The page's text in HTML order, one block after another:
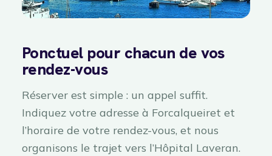
Ponctuel pour chacun de vos
rendez-vous
Réserver est simple : un appel suffit.
Indiquez votre adresse à Forcalqueiret et
l’horaire de votre rendez-vous, et nous
organisons le trajet vers l’Hôpital Laveran.